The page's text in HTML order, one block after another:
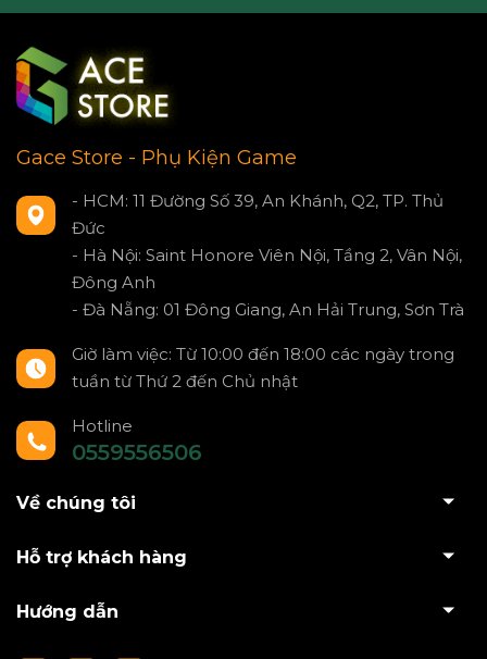
Gace Store - Phụ Kiện Game
- HCM: 11 Đường Số 39, An Khánh, Q2, TP. Thủ
Đức
- Hà Nội: Saint Honore Viên Nội, Tầng 2, Vân Nội,
Đông Anh
- Đà Nẵng: 01 Đông Giang, An Hải Trung, Sơn Trà
Giờ làm việc: Từ 10:00 đến 18:00 các ngày trong
tuần từ Thứ 2 đến Chủ nhật
Hotline
0559556506
Về chúng tôi
Hỗ trợ khách hàng
Hướng dẫn